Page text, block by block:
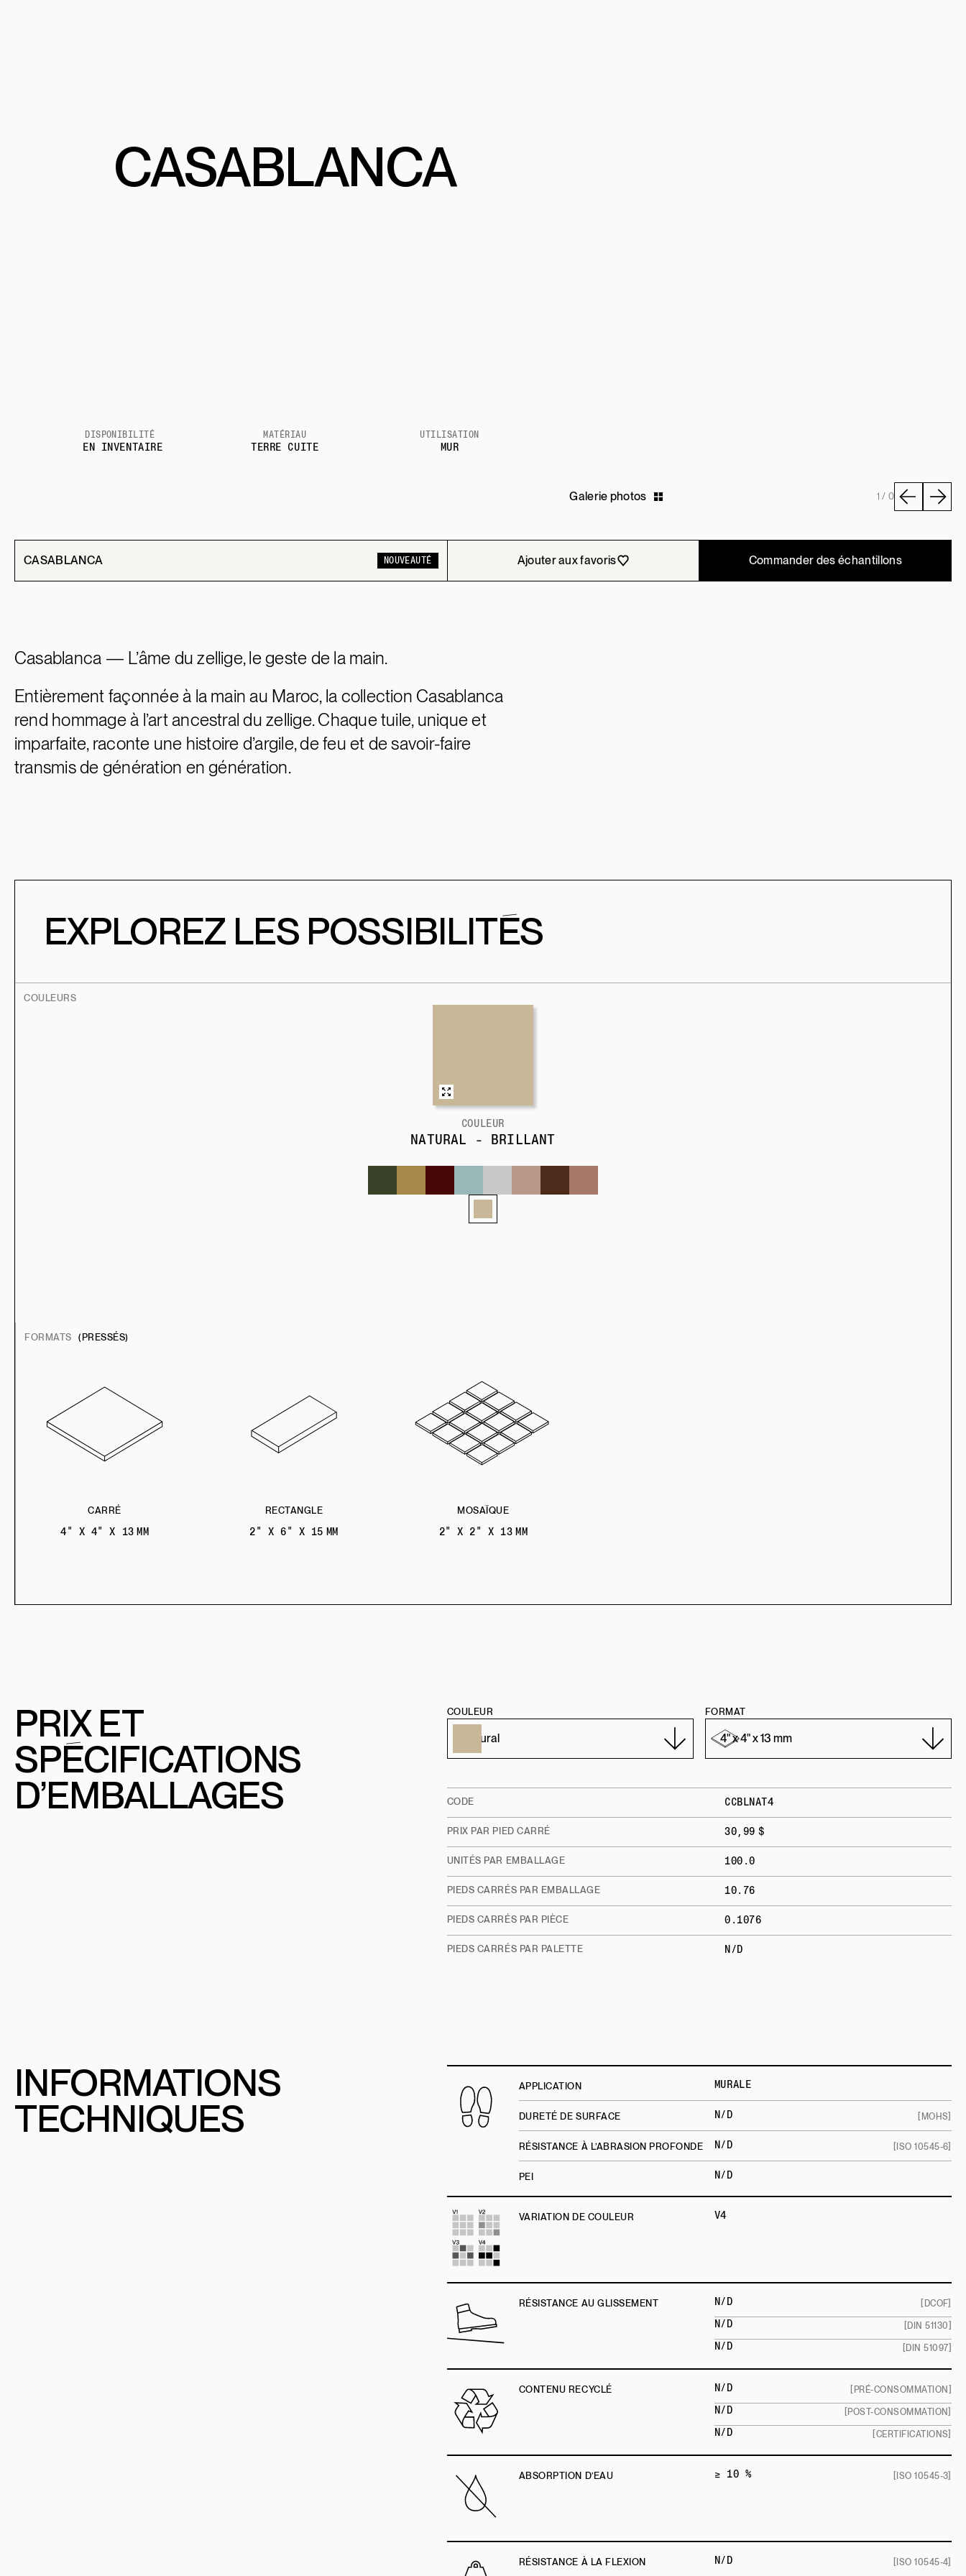
CASABLANCA
DISPONIBILITÉ
EN INVENTAIRE
MATÉRIAU
TERRE CUITE
UTILISATION
MUR
Galerie photos 1 / 0
CASABLANCA NOUVEAUTÉ Ajouter aux favoris Commander des échantillons
Casablanca — L’âme du zellige, le geste de la main.
Entièrement façonnée à la main au Maroc, la collection Casablanca
rend hommage à l’art ancestral du zellige. Chaque tuile, unique et
imparfaite, raconte une histoire d’argile, de feu et de savoir-faire
transmis de génération en génération.
EXPLOREZ LES POSSIBILITÉS
COULEURS
COULEUR
NATURAL - BRILLANT
FORMATS (PRESSÉS)
CARRÉ
4" X 4" X 13 MM
RECTANGLE
2" X 6" X 15 MM
MOSAÏQUE
2" X 2" X 13 MM
PRIXET
SPÉCIFICATIONS
D’EMBALLAGES
COULEUR FORMAT
CODE CCBLNAT4
PRIX PAR PIED CARRÉ 30,99 $
UNITÉS PAR EMBALLAGE 100.0
PIEDS CARRÉS PAR EMBALLAGE 10.76
PIEDS CARRÉS PAR PIÈCE 0.1076
PIEDS CARRÉS PAR PALETTE N/D
INFORMATIONS
TECHNIQUES
APPLICATION MURALE
DURETÉ DE SURFACE N/D [MOHS]
RÉSISTANCE À L’ABRASION PROFONDE N/D [ISO 10545-6]
PEI N/D
VARIATION DE COULEUR V4
RÉSISTANCE AU GLISSEMENT N/D [DCOF]
N/D [DIN 51130]
N/D [DIN 51097]
CONTENU RECYCLÉ N/D [PRÉ-CONSOMMATION]
N/D [POST-CONSOMMATION]
N/D [CERTIFICATIONS]
ABSORPTION D’EAU ≥ 10 % [ISO 10545-3]
RÉSISTANCE À LA FLEXION N/D [ISO 10545-4]